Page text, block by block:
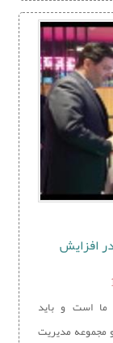
است و باید
مدیریت